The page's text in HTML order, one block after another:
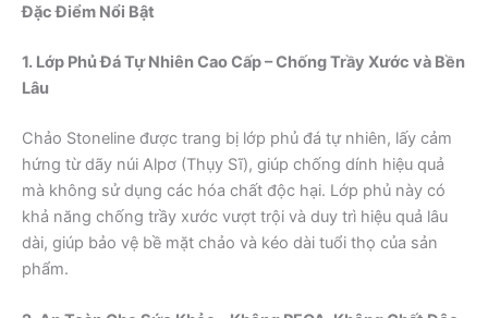
Đặc Điểm Nổi Bật
1. Lớp Phủ Đá Tự Nhiên Cao Cấp – Chống Trầy Xước và Bền
Lâu
Chảo Stoneline được trang bị lớp phủ đá tự nhiên, lấy cảm
hứng từ dãy núi Alpơ (Thụy Sĩ), giúp chống dính hiệu quả
mà không sử dụng các hóa chất độc hại. Lớp phủ này có
khả năng chống trầy xước vượt trội và duy trì hiệu quả lâu
dài, giúp bảo vệ bề mặt chảo và kéo dài tuổi thọ của sản
phẩm.